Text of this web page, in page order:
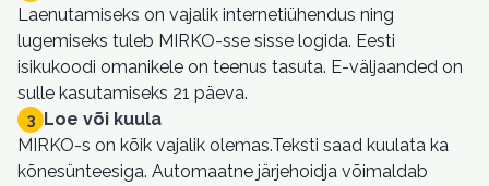
Laenutamiseks on vajalik internetiühendus ning
lugemiseks tuleb MIRKO-sse sisse logida. Eesti
isikukoodi omanikele on teenus tasuta. E-väljaanded on
sulle kasutamiseks 21 päeva.
3 Loe või kuula
MIRKO-s on kõik vajalik olemas.Teksti saad kuulata ka
kõnesünteesiga. Automaatne järjehoidja võimaldab